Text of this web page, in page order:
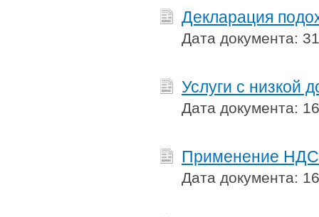
Декларация
Дата документа:
Услуги с низкой
Дата документа:
Применение НДС
Дата документа: